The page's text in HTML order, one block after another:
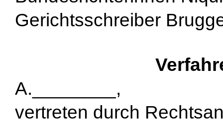
Gerichtsschreiber
A.________,
vertreten durch